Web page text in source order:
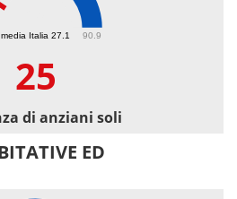
media Italia 27.1 90.9
25
di anziani soli
ED